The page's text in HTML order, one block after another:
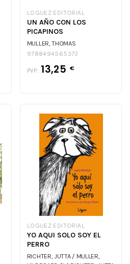
LOGUEZ EDITORIAL
UN AÑO CON LOS
PICAPINOS
MULLER, THOMAS
9788494565373
PVP: 13,25 €
LOGUEZ EDITORIAL
YO AQUI SOLO SOY EL
PERRO
RICHTER, JUTTA / MULLER,